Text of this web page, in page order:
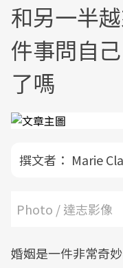
和另一半
件事問自
了嗎
撰文者： Marie
Photo / 達志影像
婚姻是一件非常奇